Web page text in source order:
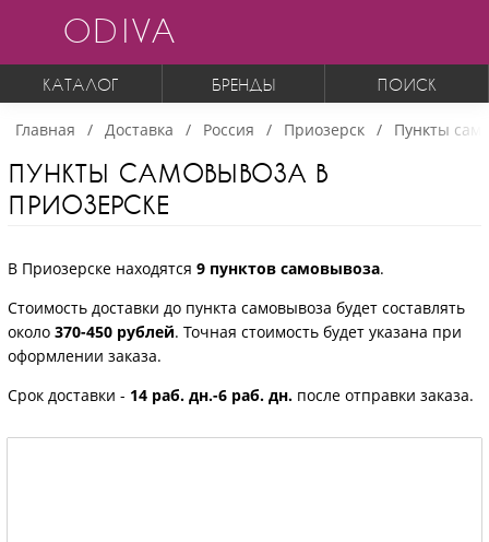
ODIVA
КАТАЛОГ БРЕНДЫ ПОИСК
Главная Доставка Россия Приозерск Пункты
ПУНКТЫ САМОВЫВОЗА В
ПРИОЗЕРСКЕ
В Приозерске находятся 9 пунктов самовывоза.
Стоимость доставки до пункта самовывоза будет составлять
около 370-450 рублей. Точная стоимость будет указана при
оформлении заказа.
Срок доставки - 14 раб. дн.-6 раб. дн. после отправки заказа.